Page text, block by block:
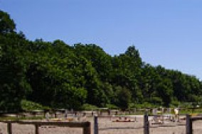
Zum
Inhalt
springen